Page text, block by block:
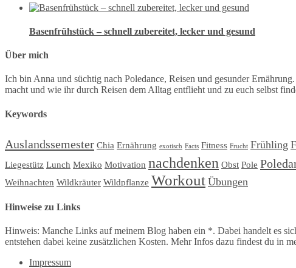
Basenfrühstück – schnell zubereitet, lecker und gesund
Über mich
Ich bin Anna und süchtig nach Poledance, Reisen und gesunder
macht und wie ihr durch Reisen dem Alltag entflieht und zu euch selbst
Keywords
Auslandssemester Chia Ernährung exotisch Facts Fitness Frucht Frühling
Liegestütz Lunch Mexiko Motivation nachdenken Obst Pole
Weihnachten Wildkräuter Wildpflanze Workout Übungen
Hinweise zu Links
Hinweis: Manche Links auf meinem Blog haben ein *. Dabei handelt es
entstehen dabei keine zusätzlichen Kosten. Mehr Infos dazu findest du in
Impressum